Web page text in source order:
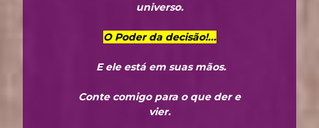
universo.
O Poder da decisão!...
E ele está em suas mãos.
Conte comigo para o que der e
vier.